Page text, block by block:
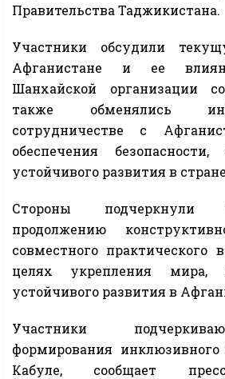
Правительства Таджикистана.
Участники обсудили
Афганистане и ее
Шанхайской организации
также обменялись
сотрудничестве с
обеспечения
устойчивого развития в
Стороны подчеркнули
продолжению
совместного практического
целях укрепления мира,
устойчивого развития в
Участники
формирования инклюзивного
Кабуле, сообщает